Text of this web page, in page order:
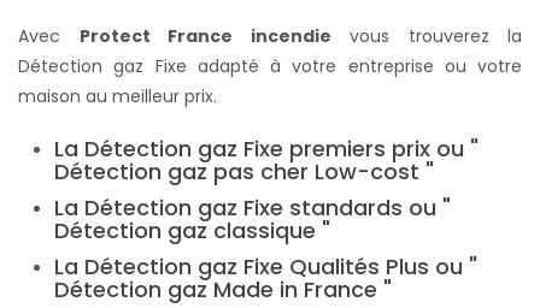
Avec Protect France incendie vous trouverez la
Détection gaz Fixe adapté à votre entreprise ou votre
maison au meilleur prix.
La Détection gaz Fixe premiers prix ou "
Détection gaz pas cher Low-cost "
La Détection gaz Fixe standards ou "
Détection gaz classique "
La Détection gaz Fixe Qualités Plus ou "
Détection gaz Made in France "